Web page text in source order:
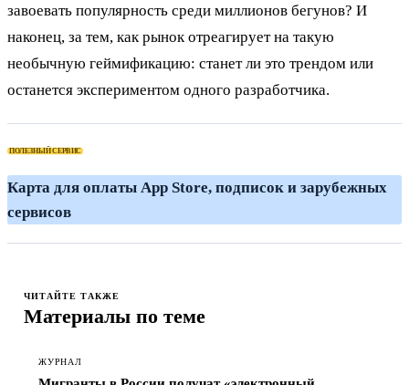
завоевать популярность среди миллионов бегунов? И
наконец, за тем, как рынок отреагирует на такую
необычную геймификацию: станет ли это трендом или
останется экспериментом одного разработчика.
ПОЛЕЗНЫЙ СЕРВИС
К
Материалы по теме
Мигранты в России получат «электронный
намордник»: как это работает и что изменится